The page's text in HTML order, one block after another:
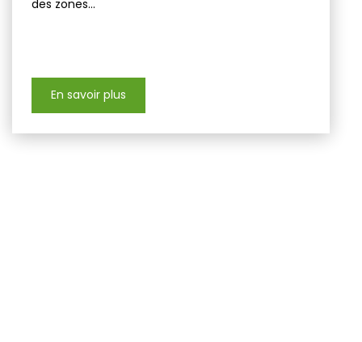
des zones...
En savoir plus